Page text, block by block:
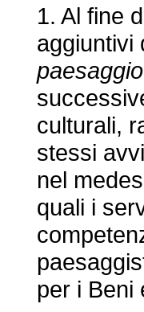
1. Al fine
aggiuntivi
paesaggio
culturali,
stessi
nel
quali i
per i Beni